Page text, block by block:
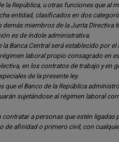
República, u otras funciones que al
entidad, clasificados en dos
miembros de la Junta Directiva
es de índole administrativa.
Banca Central será establecido por el
laboral propio consagrado en
en los contratos de trabajo y en
de la presente ley.
el Banco de la República
sujetándose al régimen laboral
a personas que estén ligadas
afinidad o primero civil, con